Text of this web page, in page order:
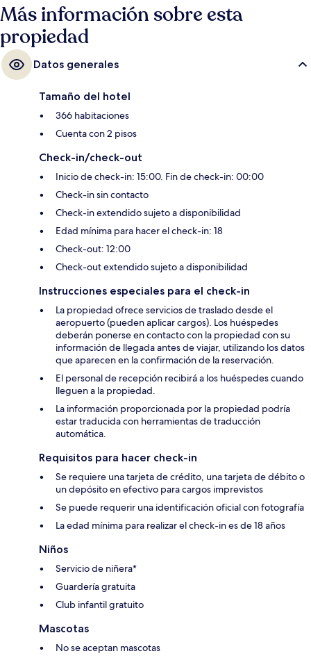
Más información sobre esta
propiedad
Datos generales
Tamaño del hotel
366 habitaciones
Cuenta con 2 pisos
Check-in/check-out
Inicio de check-in: 15:00. Fin de check-in: 00:00
Check-in sin contacto
Check-in extendido sujeto a disponibilidad
Edad mínima para hacer el check-in: 18
Check-out: 12:00
Check-out extendido sujeto a disponibilidad
Instrucciones especiales para el check-in
La propiedad ofrece servicios de traslado desde el
aeropuerto (pueden aplicar cargos). Los huéspedes
deberán ponerse en contacto con la propiedad con su
información de llegada antes de viajar, utilizando los datos
que aparecen en la confirmación de la reservación.
El personal de recepción recibirá a los huéspedes cuando
lleguen a la propiedad.
La información proporcionada por la propiedad podría
estar traducida con herramientas de traducción
automática.
Requisitos para hacer check-in
Se requiere una tarjeta de crédito, una tarjeta de débito o
un depósito en efectivo para cargos imprevistos
Se puede requerir una identificación oficial con fotografía
La edad mínima para realizar el check-in es de 18 años
Niños
Servicio de niñera*
Guardería gratuita
Club infantil gratuito
Mascotas
No se aceptan mascotas